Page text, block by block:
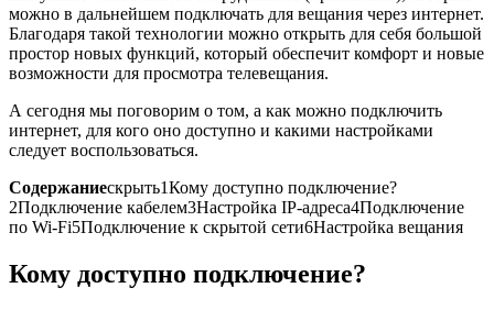
можно в дальнейшем подключать для вещания через интернет.
Благодаря такой технологии можно открыть для себя большой
простор новых функций, который обеспечит комфорт и новые
возможности для просмотра телевещания.
А сегодня мы поговорим о том, а как можно подключить
интернет, для кого оно доступно и какими настройками
следует воспользоваться.
Содержаниескрыть1Кому доступно подключение?
2Подключение кабелем3Настройка IP-адреса4Подключение
по Wi-Fi5Подключение к скрытой сети6Настройка вещания
Кому доступно подключение?